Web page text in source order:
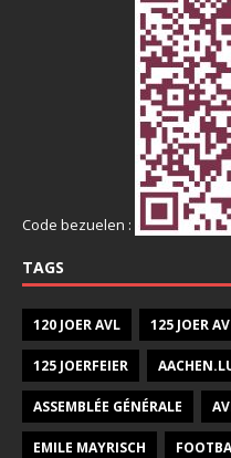
Code bezuelen :
TAGS
120 JOER AVL 125 JOER
125 JOERFEIER
ASSEMBLÉE GÉNÉRALE
EMILE MAYRISCH